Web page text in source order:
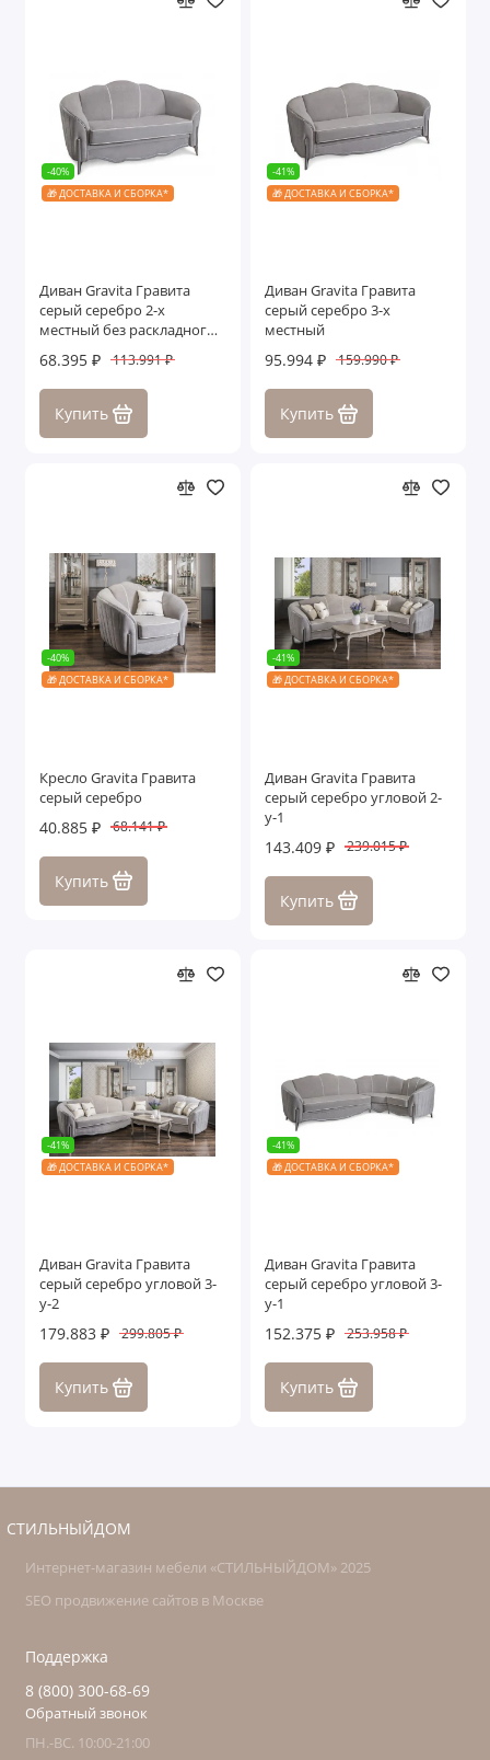
-40%
🎁 ДОСТАВКА И СБОРКА*
Диван Gravita Гравита
серый серебро 2-х
местный без раскладного
68.395 ₽ 113.991 ₽
Купить
-41%
🎁 ДОСТАВКА И СБОРКА*
Диван Gravita Гравита
серый серебро 3-х
местный
95.994 ₽ 159.990 ₽
Купить
-40%
🎁 ДОСТАВКА И СБОРКА*
Кресло Gravita Гравита
серый серебро
40.885 ₽ 68.141 ₽
Купить
-41%
🎁 ДОСТАВКА И СБОРКА*
Диван Gravita Гравита
серый серебро угловой 2-
у-1
143.409 ₽ 239.015 ₽
Купить
-41%
🎁 ДОСТАВКА И СБОРКА*
Диван Gravita Гравита
серый серебро угловой 3-
у-2
179.883 ₽ 299.805 ₽
Купить
-41%
🎁 ДОСТАВКА И СБОРКА*
Диван Gravita Гравита
серый серебро угловой 3-
у-1
152.375 ₽ 253.958 ₽
Купить
СТИЛЬНЫЙДОМ
Интернет-магазин мебели «СТИЛЬНЫЙДОМ» 2025
SEO продвижение сайтов в Москве
Поддержка
8 (800) 300-68-69
Обратный звонок
ПН.-ВС. 10:00-21:00